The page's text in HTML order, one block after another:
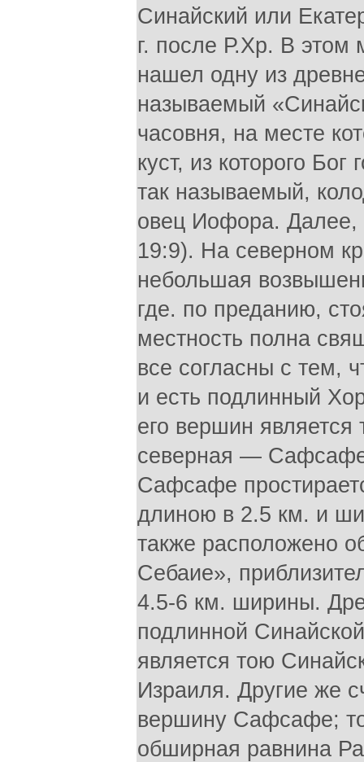
Синайский или
г. после Р.Хр. В
нашел одну из
называемый
часовня, на месте
куст, из которого
так называемый,
овец Иофора. Далее,
19:9). На северном
небольшая
где. по преданию,
местность полна
все согласны с тем,
и есть подлинный
его вершин является
северная —
Сафсафе
длиною в 2.5 км. и
также расположено
Себаие»,
4.5-6 км. ширины.
подлинной
является тою
Израиля. Другие же
вершину Сафсафе;
обширная равнина